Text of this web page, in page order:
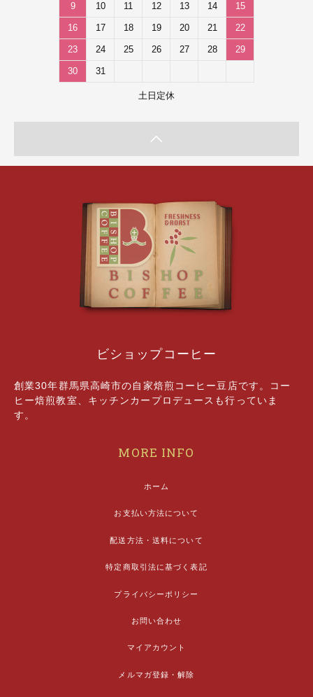
9 10 11 12 13 14 15
16 17 18 19 20 21 22
23 24 25 26 27 28 29
30 31
土日定休
ビショップコーヒー
創業30年群馬県高崎市の自家焙煎コーヒー豆店です。コー
ヒー焙煎教室、キッチンカープロデュースも行っていま
す。
MORE INFO
ホーム
お支払い方法について
配送方法・送料について
特定商取引法に基づく表記
プライバシーポリシー
お問い合わせ
マイアカウント
メルマガ登録・解除